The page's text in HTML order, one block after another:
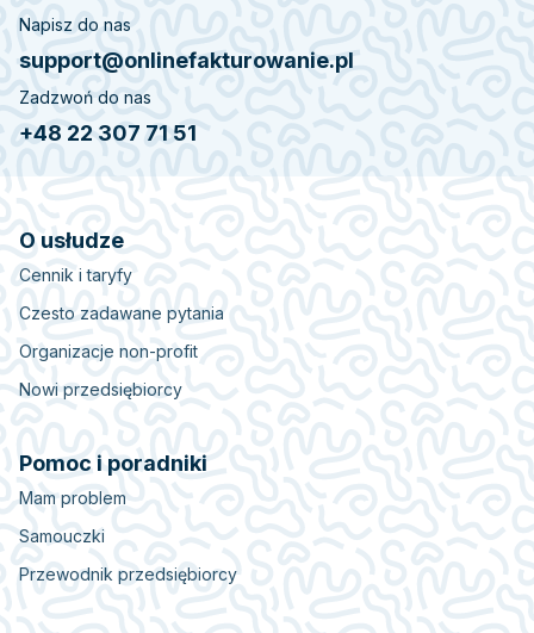
Napisz do nas
support@onlinefakturowanie.pl
Zadzwoń do nas
+48 22 307 71 51
O usłudze
Cennik i taryfy
Czesto zadawane pytania
Organizacje non-profit
Nowi przedsiębiorcy
Pomoc i poradniki
Mam problem
Samouczki
Przewodnik przedsiębiorcy